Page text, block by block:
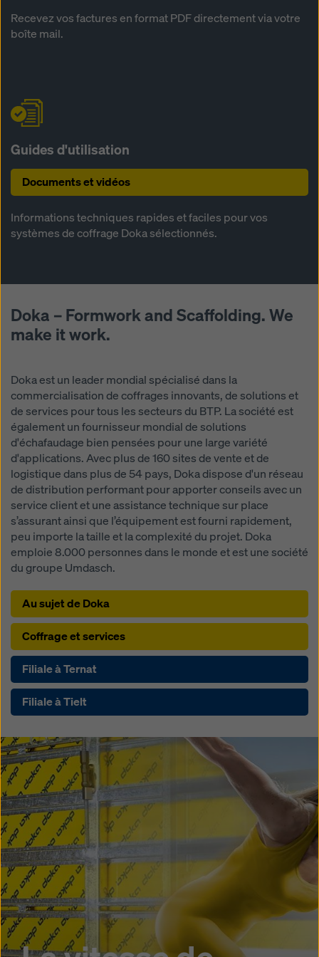
Recevez vos factures en format PDF directement via votre
boîte mail.
Guides d'utilisation
Documents et vidéos
Informations techniques rapides et faciles pour vos
systèmes de coffrage Doka sélectionnés.
Doka – Formwork and Scaffolding. We
make it work.
Doka est un leader mondial spécialisé dans la
commercialisation de coffrages innovants, de solutions et
de services pour tous les secteurs du BTP. La société est
également un fournisseur mondial de solutions
d'échafaudage bien pensées pour une large variété
d'applications. Avec plus de 160 sites de vente et de
logistique dans plus de 54 pays, Doka dispose d'un réseau
de distribution performant pour apporter conseils avec un
service client et une assistance technique sur place
s’assurant ainsi que l’équipement est fourni rapidement,
peu importe la taille et la complexité du projet. Doka
emploie 8.000 personnes dans le monde et est une société
du groupe Umdasch.
Au sujet de Doka
Coffrage et services
Filiale à Ternat
Filiale à Tielt